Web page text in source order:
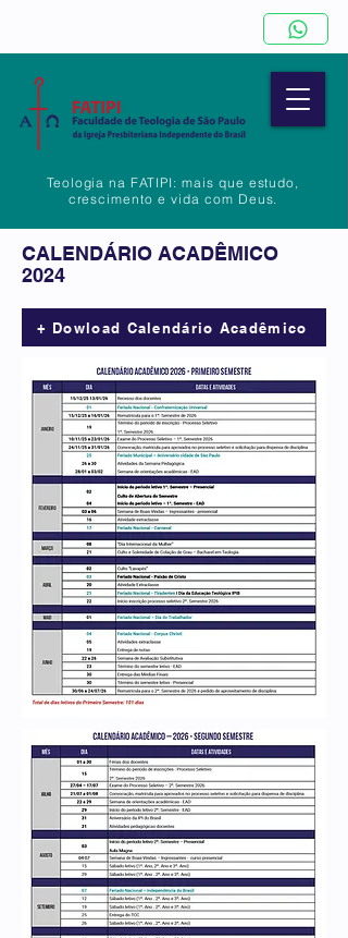
Teologia na FATIPI: mais que estudo,
crescimento e vida com Deus.
CALENDÁRIO ACADÊMICO
2024
+ Dowload Calendário Acadêmico